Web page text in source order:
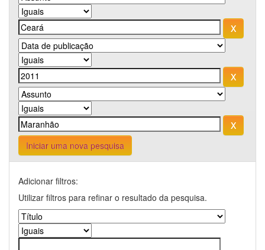
Iniciar uma nova pesquisa
Adicionar filtros:
Utilizar filtros para refinar o resultado da pesquisa.